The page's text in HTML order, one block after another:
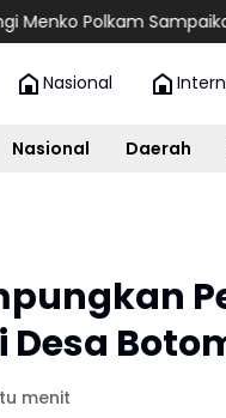
Sampaikan
Nasional
Nasional Daerah
menit